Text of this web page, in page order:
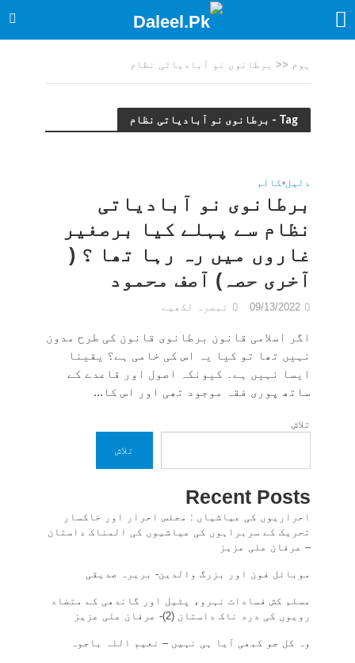
ہوم << برطانوی نو آبادیاتی نظام
Tag - برطانوی نو آبادیاتی نظام
دلیل•کالم
برطانوی نو آبادیاتی
نظام سے پہلے کیا برصغیر
غاروں میں رہ رہا تھا ؟ (
آخری حصہ) آصف محمود
09/13/2022 تبصرہ لکھیے
اگر اسلامی قانون برطانوی قانون کی طرح مدون
نہیں تھا تو کیا یہ اس کی خامی ہے؟ یقینا
ایسا نہیں ہے۔ کیونکہ اصول اور قاعدے کے
ساتھ پوری فقہ موجود تھی اور اس کا...
تلاش
تلاش
Recent Posts
احراریوں کی عیاشیاں : مجلس احرار اور خاکسار
تحریک کے سربراہوں کی عیاشیوں کی المناک داستان
– عرفان علی عزیز
موبائل فون اور بزرگ والدین- بریرہ صدیقی
مسلم کش فسادات نہرو، پٹیل اور گاندھی کے متضاد
رویوں کی درد ناک داستان (2)- عرفان علی عزیز
وہ کل جو کبھی آیا ہی نہیں – نعیم اللہ باجوہ